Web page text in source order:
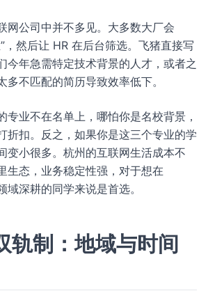
网公司中并不多见。大多数大厂会
，然后让 HR 在后台筛选。飞猪直接写
今年急需特定技术背景的人才，或者之
多不匹配的简历导致效率低下。
专业不在名单上，哪怕你是名校背景，
折扣。反之，如果你是这三个专业的学
变小很多。杭州的互联网生活成本不
生态，业务稳定性强，对于想在
域深耕的同学来说是首选。
轨制：地域与时间